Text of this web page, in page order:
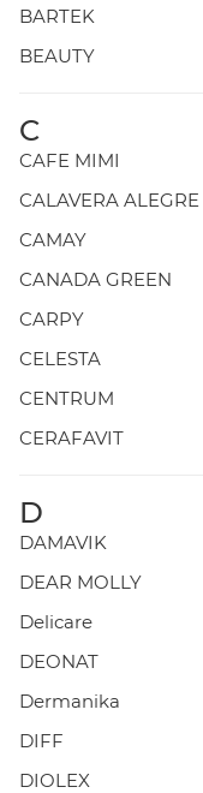
BARTEK
BEAUTY
C
CAFE MIMI
CALAVERA ALEGRE
CAMAY
CANADA GREEN
CARPY
CELESTA
CENTRUM
CERAFAVIT
D
DAMAVIK
DEAR MOLLY
Delicare
DEONAT
Dermanika
DIFF
DIOLEX